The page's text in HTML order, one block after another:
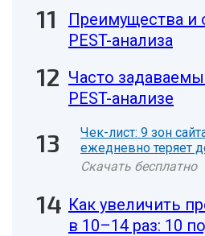
Преимущества и
PEST-анализа
Часто
PEST-анализе
Чек-лист: 9 зон
ежедневно теряет
Скачать бесплатно
Как увеличить
в 10–14 раз: 10